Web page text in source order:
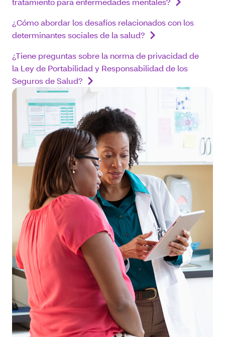
¿Cómo abordar los desafíos relacionados con los
determinantes sociales de la salud?
¿Tiene preguntas sobre la norma de privacidad de
la Ley de Portabilidad y Responsabilidad de los
Seguros de Salud?